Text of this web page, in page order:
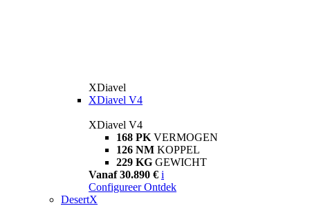
XDiavel
XDiavel V4
XDiavel V4
168 PK VERMOGEN
126 NM KOPPEL
229 KG GEWICHT
Vanaf 30.890 € i
Configureer Ontdek
DesertX